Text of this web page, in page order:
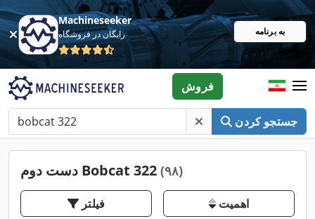
Machineseeker
رایگان در فروشگاه به برنامه
جستجو کردن
فروش
دست دوم Bobcat 322 (۹۸)
فیلتر اهمیت